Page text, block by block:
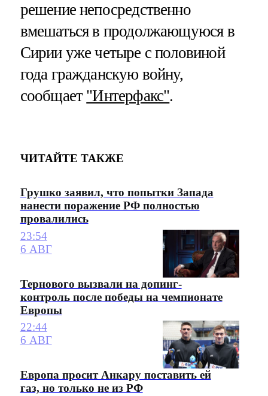
решение непосредственно
вмешаться в продолжающуюся в
Сирии уже четыре с половиной
года гражданскую войну,
сообщает "Интерфакс".
ЧИТАЙТЕ ТАКЖЕ
Грушко заявил, что попытки Запада
нанести поражение РФ полностью
провалились
23:54
6 АВГ
Тернового вызвали на допинг-
контроль после победы на чемпионате
Европы
22:44
6 АВГ
Европа просит Анкару поставить ей
газ, но только не из РФ